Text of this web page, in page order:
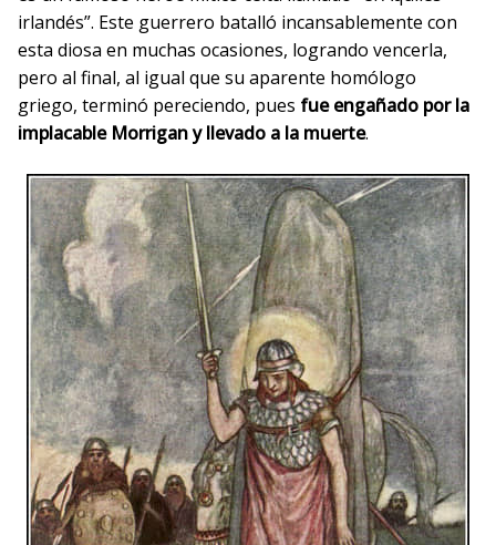
irlandés”. Este guerrero batalló incansablemente con
esta diosa en muchas ocasiones, logrando vencerla,
pero al final, al igual que su aparente homólogo
griego, terminó pereciendo, pues fue engañado por la
implacable Morrigan y llevado a la muerte.